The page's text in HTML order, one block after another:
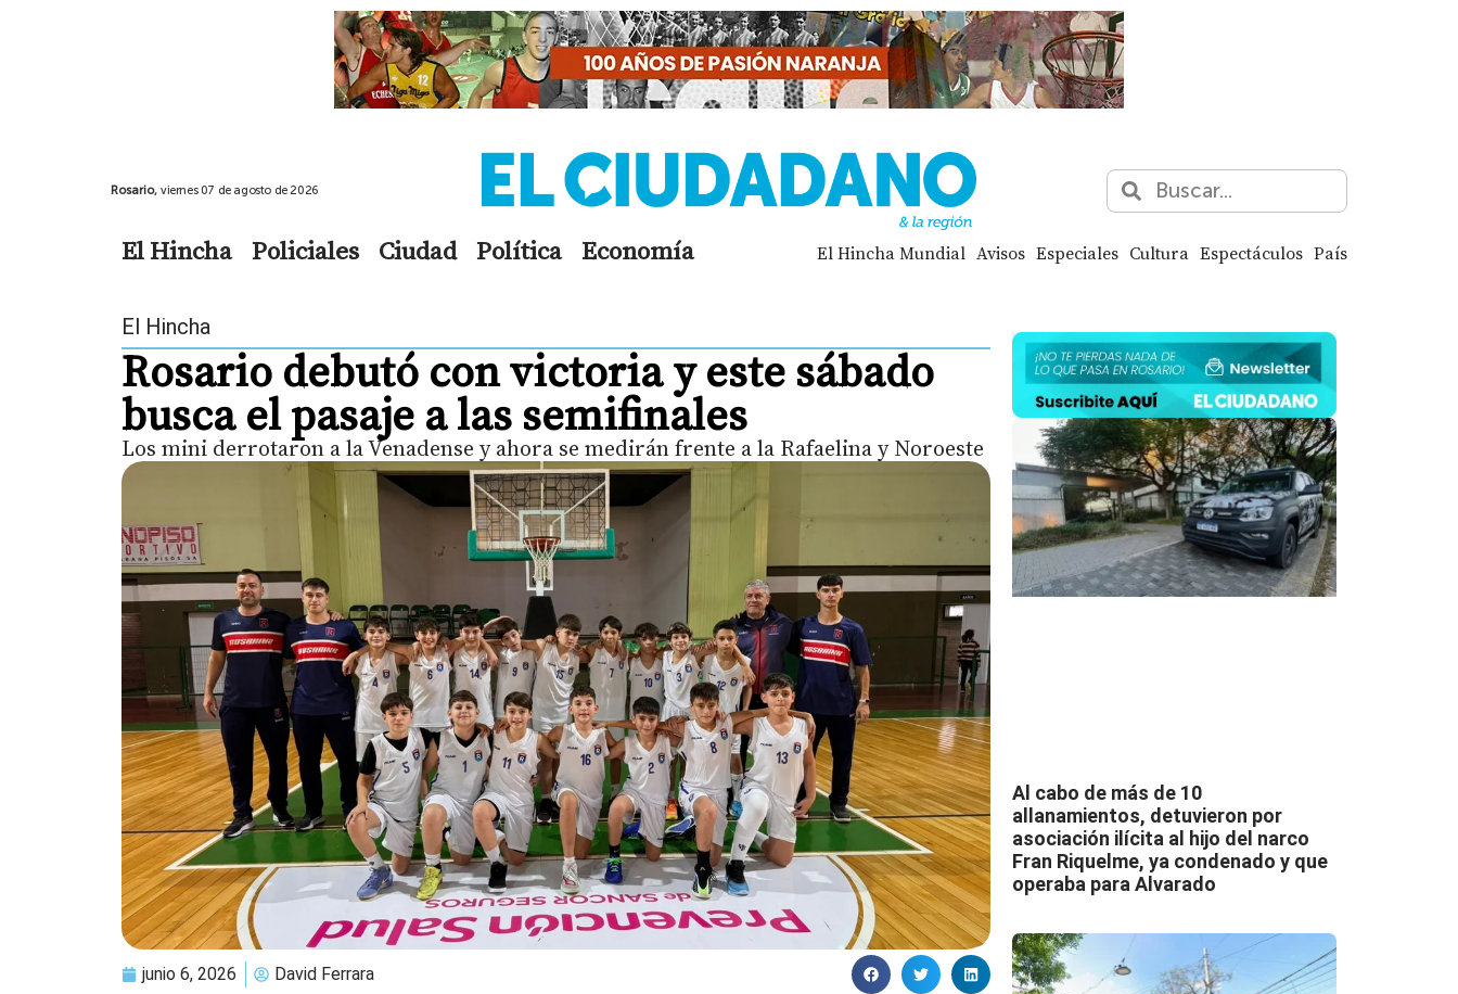
Rosario, viernes 07 de agosto de 2026
El Hincha Policiales Ciudad Política Economía El Hincha Mundial Avisos Especiales Cultura Espectáculos País
El Hincha
Rosario debutó con victoria y este sábado
busca el pasaje a las semifinales
Los mini derrotaron a la Venadense y ahora se medirán frente a la Rafaelina y Noroeste
junio 6, 2026 David Ferrara
Al cabo de más de 10
allanamientos, detuvieron por
asociación ilícita al hijo del narco
Fran Riquelme, ya condenado y que
operaba para Alvarado